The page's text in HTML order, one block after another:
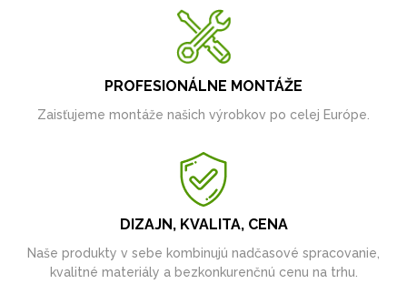
PROFESIONÁLNE MONTÁŽE
Zaisťujeme montáže našich výrobkov po celej Európe.
DIZAJN, KVALITA, CENA
Naše produkty v sebe kombinujú nadčasové spracovanie,
kvalitné materiály a bezkonkurenčnú cenu na trhu.